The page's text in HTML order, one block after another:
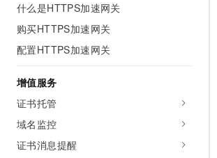
什么是HTTPS加速网关
购买HTTPS加速网关
配置HTTPS加速网关
增值服务
证书托管
域名监控
证书消息提醒